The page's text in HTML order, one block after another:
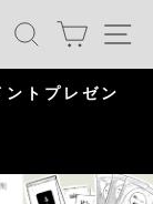
ログイン
検索 カート
トプレゼン